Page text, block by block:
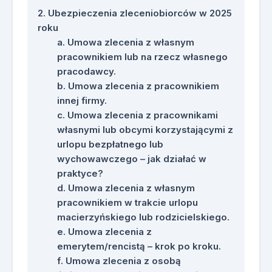
Ubezpieczenia zleceniobiorców w 2025
roku
Umowa zlecenia z własnym
pracownikiem lub na rzecz własnego
pracodawcy.
Umowa zlecenia z pracownikiem
innej firmy.
Umowa zlecenia z pracownikami
własnymi lub obcymi korzystającymi z
urlopu bezpłatnego lub
wychowawczego – jak działać w
praktyce?
Umowa zlecenia z własnym
pracownikiem w trakcie urlopu
macierzyńskiego lub rodzicielskiego.
Umowa zlecenia z
emerytem/rencistą – krok po kroku.
Umowa zlecenia z osobą